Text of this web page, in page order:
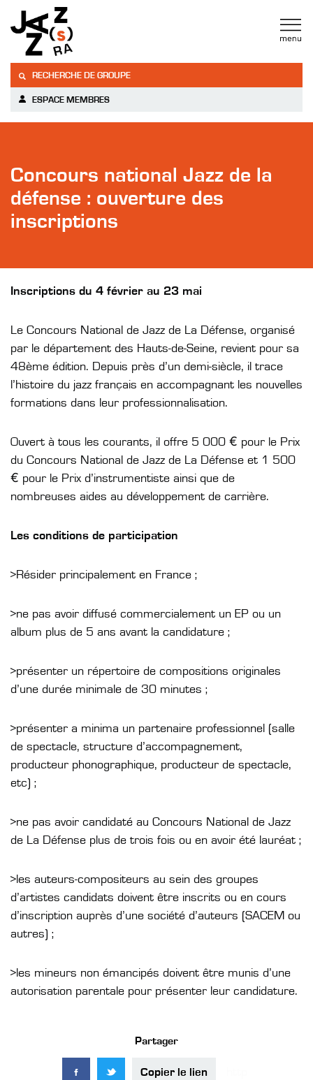
RECHERCHE DE GROUPE
ESPACE MEMBRES
Concours national Jazz de la
défense : ouverture des
inscriptions
Inscriptions du 4 février au 23 mai
Le Concours National de Jazz de La Défense, organisé
par le département des Hauts-de-Seine, revient pour sa
48ème édition. Depuis près d’un demi-siècle, il trace
l’histoire du jazz français en accompagnant les nouvelles
formations dans leur professionnalisation.
Ouvert à tous les courants, il offre 5 000 € pour le Prix
du Concours National de Jazz de La Défense et 1 500
€ pour le Prix d’instrumentiste ainsi que de
nombreuses aides au développement de carrière.
Les conditions de participation
>Résider principalement en France ;
>ne pas avoir diffusé commercialement un EP ou un
album plus de 5 ans avant la candidature ;
>présenter un répertoire de compositions originales
d’une durée minimale de 30 minutes ;
>présenter a minima un partenaire professionnel (salle
de spectacle, structure d’accompagnement,
producteur phonographique, producteur de spectacle,
etc) ;
>ne pas avoir candidaté au Concours National de Jazz
de La Défense plus de trois fois ou en avoir été lauréat ;
>les auteurs-compositeurs au sein des groupes
d’artistes candidats doivent être inscrits ou en cours
d’inscription auprès d’une société d’auteurs (SACEM ou
autres) ;
>les mineurs non émancipés doivent être munis d’une
autorisation parentale pour présenter leur candidature.
Partager
Copier le lien